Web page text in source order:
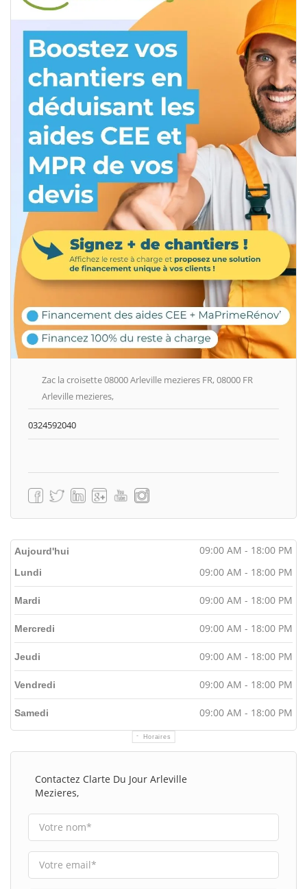
Zac la croisette 08000 Arleville mezieres FR, 08000 FR
Arleville mezieres,
0324592040
Aujourd'hui 09:00 AM - 18:00 PM
Horaires
Lundi 09:00 AM - 18:00 PM
Mardi 09:00 AM - 18:00 PM
Mercredi 09:00 AM - 18:00 PM
Jeudi 09:00 AM - 18:00 PM
Vendredi 09:00 AM - 18:00 PM
Samedi 09:00 AM - 18:00 PM
Contactez Clarte Du Jour Arleville
Mezieres,